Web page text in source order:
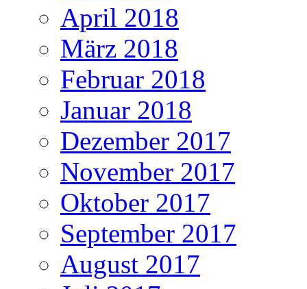
April 2018
März 2018
Februar 2018
Januar 2018
Dezember 2017
November 2017
Oktober 2017
September 2017
August 2017